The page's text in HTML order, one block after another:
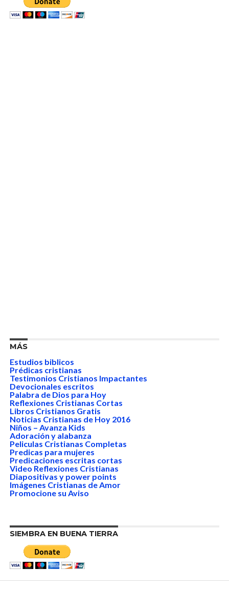
MÁS
Estudios biblicos
Prédicas cristianas
Testimonios Cristianos Impactantes
Devocionales escritos
Palabra de Dios para Hoy
Reflexiones Cristianas Cortas
Libros Cristianos Gratis
Noticias Cristianas de Hoy 2016
Niños – Avanza Kids
Adoración y alabanza
Peliculas Cristianas Completas
Predicas para mujeres
Predicaciones escritas cortas
Video Reflexiones Cristianas
Diapositivas y power points
Imágenes Cristianas de Amor
Promocione su Aviso
SIEMBRA EN BUENA TIERRA